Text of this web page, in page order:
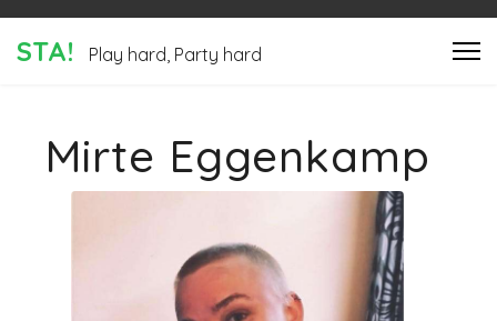
STA! Play hard, Party hard
Mirte Eggenkamp